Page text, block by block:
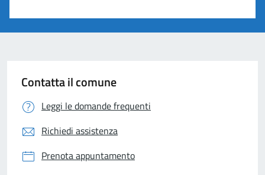
Contatta il comune
Leggi le domande frequenti
Richiedi assistenza
Prenota appuntamento